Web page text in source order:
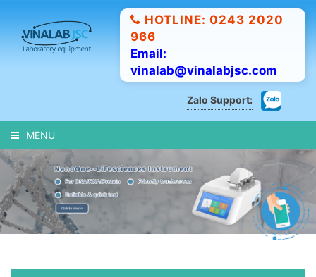
HOTLINE: 0243 2020
966
Email:
vinalab@vinalabjsc.com
Zalo Support:
MENU